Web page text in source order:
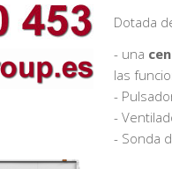
Dotada
- una
las
-
-
- Sonda